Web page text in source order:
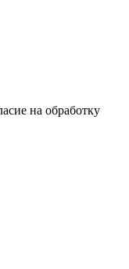
на обработку